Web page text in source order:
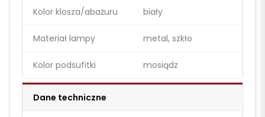
Kolor klosza/abażuru biały
Materiał lampy metal, szkło
Kolor podsufitki mosiądz
Dane techniczne